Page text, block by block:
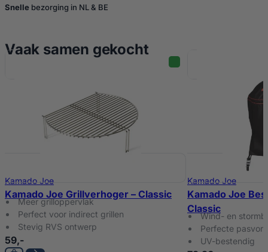
Snelle bezorging in NL & BE
Vaak samen gekocht
Kamado Joe
Kamado Joe Grillverhoger – Classic
Meer grilloppervlak
Perfect voor indirect grillen
Stevig RVS ontwerp
59,-
Kamado Joe
Kamado Joe
Classic
Wind- en
Perfecte
UV-bestendig